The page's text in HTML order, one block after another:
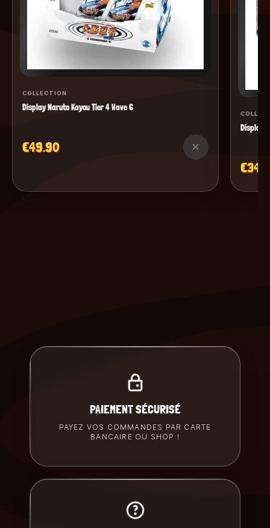
COLLECTION
Display Naruto Kayou Tier 4 Wave 6
€49.90 ×
Display
PAIEMENT SÉCURISÉ
PAYEZ VOS COMMANDES PAR CARTE
BANCAIRE OU SHOP !